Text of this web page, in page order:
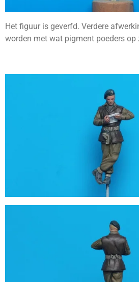
Het figuur is geverfd. Verdere
worden met wat pigment poeders op